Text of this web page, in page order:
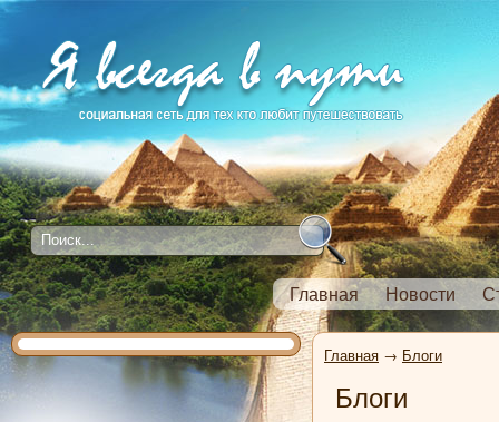
Главная Новости
Главная → Блоги
Блоги